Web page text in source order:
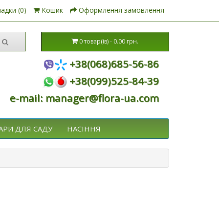
(0) Кошик Оформлення замовлення
0 товар(ів) - 0.00 грн.
+38(068)685-56-86
+38(099)525-84-39
e-mail: manager@flora-ua.com
ДЛЯ САДУ НАСІННЯ